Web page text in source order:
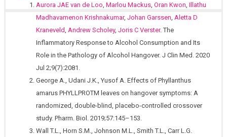
Aurora JAE van de Loo, Marlou Mackus, Oran Kwon, Illathu
Madhavamenon Krishnakumar, Johan Garssen, Aletta D
Kraneveld, Andrew Scholey, Joris C Verster. The
Inflammatory Response to Alcohol Consumption and Its
Role in the Pathology of Alcohol Hangover. J Clin Med. 2020
Jul 2;9(7):2081.
George A., Udani J.K., Yusof A. Effects of Phyllanthus
amarus PHYLLPROTM leaves on hangover symptoms: A
randomized, double-blind, placebo-controlled crossover
study. Pharm. Biol. 2019;57:145–153.
Wall T.L., Horn S.M., Johnson M.L., Smith T.L., Carr L.G.